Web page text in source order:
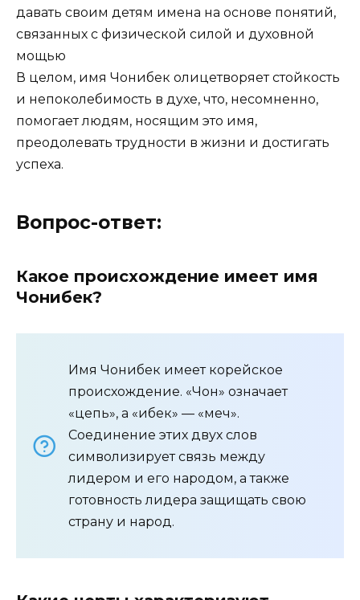
давать своим детям имена на основе понятий,
связанных с физической силой и духовной
мощью
В целом, имя Чонибек олицетворяет стойкость
и непоколебимость в духе, что, несомненно,
помогает людям, носящим это имя,
преодолевать трудности в жизни и достигать
успеха.
Вопрос-ответ:
Какое происхождение имеет имя
Чонибек?
Имя Чонибек имеет корейское
происхождение. «Чон» означает
«цепь», а «ибек» — «меч».
Соединение этих двух слов
символизирует связь между
лидером и его народом, а также
готовность лидера защищать свою
страну и народ.